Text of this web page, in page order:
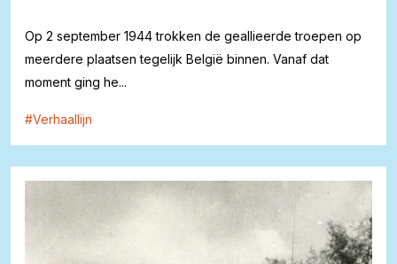
Op 2 september 1944 trokken de geallieerde troepen op
meerdere plaatsen tegelijk België binnen. Vanaf dat
moment ging he...
#Verhaallijn